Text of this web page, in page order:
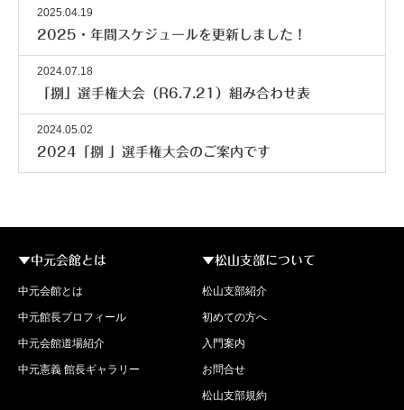
2025.04.19
2025・年間スケジュールを更新しました！
2024.07.18
「捌」選手権大会（R6.7.21）組み合わせ表
2024.05.02
2024「捌 」選手権大会のご案内です
▼中元会館とは
中元会館とは
中元館長プロフィール
中元会館道場紹介
中元憲義 館長ギャラリー
▼松山支部について
松山支部紹介
初めての方へ
入門案内
お問合せ
松山支部規約